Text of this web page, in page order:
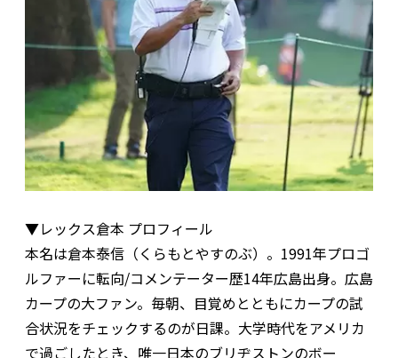
▼レックス倉本 プロフィール
本名は倉本泰信（くらもとやすのぶ）。1991年プロゴ
ルファーに転向/コメンテーター歴14年広島出身。広島
カープの大ファン。毎朝、目覚めとともにカープの試
合状況をチェックするのが日課。大学時代をアメリカ
で過ごしたとき、唯一日本のブリヂストンのボー